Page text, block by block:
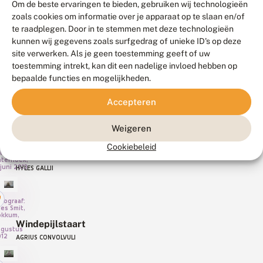
Om de beste ervaringen te bieden, gebruiken wij technologieën
zoals cookies om informatie over je apparaat op te slaan en/of
te raadplegen. Door in te stemmen met deze technologieën
kunnen wij gegevens zoals surfgedrag of unieke ID's op deze
site verwerken. Als je geen toestemming geeft of uw
toestemming intrekt, kan dit een nadelige invloed hebben op
bepaalde functies en mogelijkheden.
Accepteren
Weigeren
Cookiebeleid
SMERINTHUS OCELLATA
Populierenpijlstaart
LAOTHOE POPULI
Teunisbloempijlstaart
2013
HYLES GALLII
Smit,
Windepijlstaart
AGRIUS CONVOLVULI